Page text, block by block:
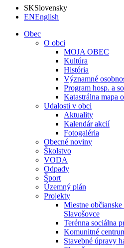
SKSlovensky
ENEnglish
Obec
O obci
MOJA OBEC
Kultúra
História
Významné
Program hosp. a
Katastrálna mapa
Udalosti v obci
Aktuality
Kalendár akcií
Fotogaléria
Obecné noviny
Školstvo
VODA
Odpady
Šport
Územný plán
Projekty
Miestne
Slavošovce
Terénna sociálna
Komunitné
Stavebné úpravy